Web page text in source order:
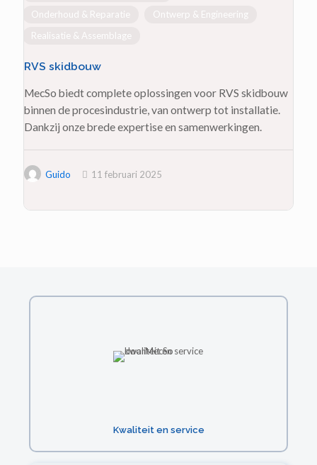
Onderhoud & Reparatie
Ontwerp & Engineering
Realisatie & Assemblage
RVS skidbouw
MecSo biedt complete oplossingen voor RVS skidbouw
binnen de procesindustrie, van ontwerp tot installatie.
Dankzij onze brede expertise en samenwerkingen.
Guido 11 februari 2025
Kwaliteit en service